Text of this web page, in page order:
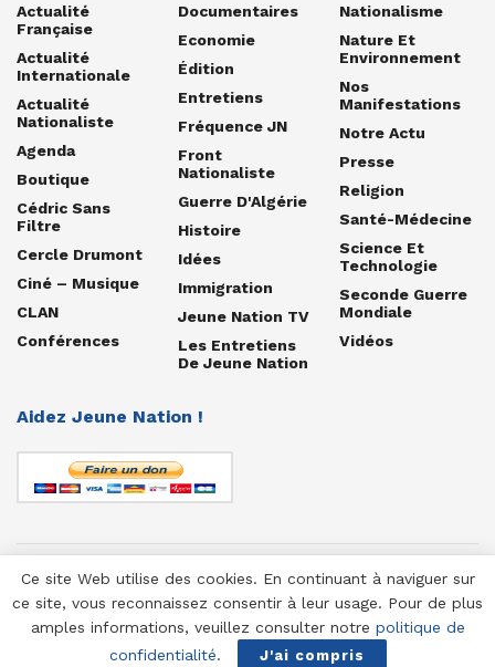
Actualité
Française
Actualité
Internationale
Actualité
Nationaliste
Agenda
Boutique
Cédric Sans
Filtre
Cercle Drumont
Ciné – Musique
CLAN
Conférences
Documentaires
Economie
Édition
Entretiens
Fréquence JN
Front
Nationaliste
Guerre D'Algérie
Histoire
Idées
Immigration
Jeune Nation TV
Les Entretiens
De Jeune Nation
Nationalisme
Nature Et
Environnement
Nos
Manifestations
Notre Actu
Presse
Religion
Santé-Médecine
Science Et
Technologie
Seconde Guerre
Mondiale
Vidéos
Aidez Jeune Nation !
© 1958-2025 Jeune Nation
Ce site Web utilise des cookies. En continuant à naviguer sur
ce site, vous reconnaissez consentir à leur usage. Pour de plus
amples informations, veuillez consulter notre politique de
confidentialité. J'ai compris